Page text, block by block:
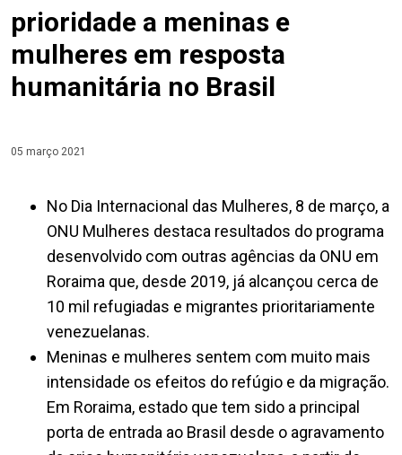
prioridade a meninas e
mulheres em resposta
humanitária no Brasil
05 março 2021
No Dia Internacional das Mulheres, 8 de março, a
ONU Mulheres destaca resultados do programa
desenvolvido com outras agências da ONU em
Roraima que, desde 2019, já alcançou cerca de
10 mil refugiadas e migrantes prioritariamente
venezuelanas.
Meninas e mulheres sentem com muito mais
intensidade os efeitos do refúgio e da migração.
Em Roraima, estado que tem sido a principal
porta de entrada ao Brasil desde o agravamento